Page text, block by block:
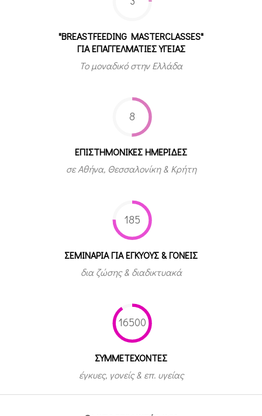
"BREASTFEEDING MASTERCLASSES"
ΓΙΑ ΕΠΑΓΓΕΛΜΑΤΙΕΣ ΥΓΕΙΑΣ
Το μοναδικό στην Ελλάδα
8
ΕΠΙΣΤΗΜΟΝΙΚΕΣ ΗΜΕΡΙΔΕΣ
σε Αθήνα, Θεσσαλονίκη & Κρήτη
185
ΣΕΜΙΝΑΡΙΑ ΓΙΑ ΕΓΚΥΟΥΣ & ΓΟΝΕΙΣ
δια ζώσης & διαδικτυακά
16500
ΣΥΜΜΕΤEΧΟΝΤΕΣ
έγκυες, γονείς & επ. υγείας